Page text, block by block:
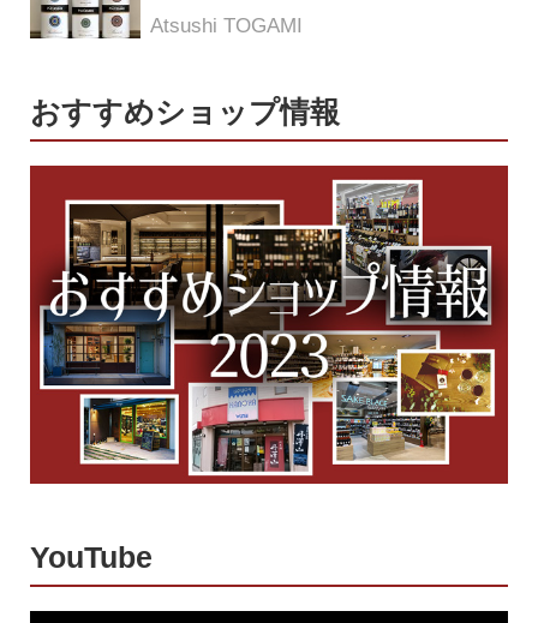
畑）”シリーズ！
Atsushi TOGAMI
おすすめショップ情報
YouTube